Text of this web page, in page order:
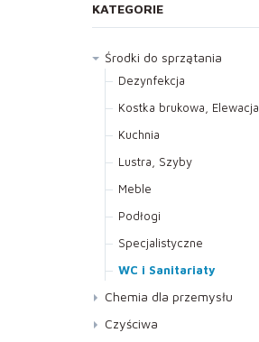
KATEGORIE
Środki do sprzątania
Dezynfekcja
Kostka brukowa, Elewacja
Kuchnia
Lustra, Szyby
Meble
Podłogi
Specjalistyczne
WC i Sanitariaty
Chemia dla przemysłu
Czyściwa